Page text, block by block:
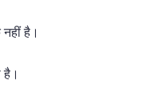
है।
है।